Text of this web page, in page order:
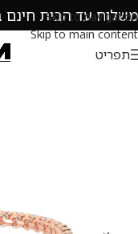
Skip to navigation
Skip to main content
משלוח עד הבית חינם
תפריט